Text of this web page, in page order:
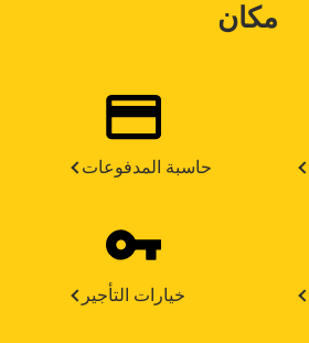
مكان
حاسبة المدفوعات
خيارات التأجير